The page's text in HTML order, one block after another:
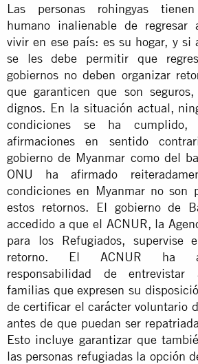
Las personas rohingyas
humano inalienable de regresar
vivir en ese país: es su hogar, y si
se les debe permitir que
gobiernos no deben organizar
que garanticen que son
dignos. En la situación actual,
condiciones se ha
afirmaciones en sentido
gobierno de Myanmar como del
ONU ha afirmado
condiciones en Myanmar no son
estos retornos. El gobierno de
accedido a que el ACNUR, la
para los Refugiados, supervise
retorno. El ACNUR ha
responsabilidad de
familias que expresen su
de certificar el carácter voluntario
antes de que puedan ser
Esto incluye garantizar que
las personas refugiadas la opción